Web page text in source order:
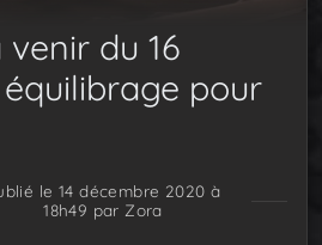
du 16
pour
le 14 décembre 2020 à
18h49 par Zora